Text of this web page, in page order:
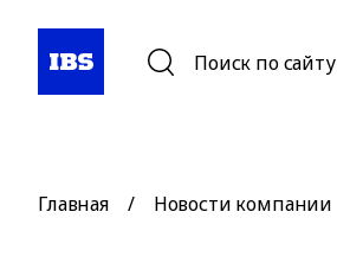
Поиск по сайту
Главная / Новости компании